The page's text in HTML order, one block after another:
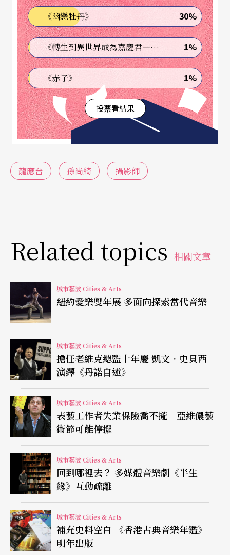
者台灣書院，這對在這邊獨立工作的台灣藝術家有
更直接的支援。但她同時也強調，文化部對於海外
台灣藝術家不該只局限在單方面補助，海外台灣藝
術家握有的文化資源，文化部應予重視。張乃文與
孫尚綺長年都在柏林表演藝術界工作，對於申請當
地的文化補助流程有一定的心得，這幾年來也累積
了一定的人脈，這些都是文化部可以好好運用的資
源，也是藝術家很願意分享的回饋。所以文化部在
推展台灣表演藝術時，除了重視所謂重點式的知名
大型機構與人物之外，也別忽略當地獨立藝術家的
在龍應台訪柏林前夕，孫尚綺剛剛在柏林攝影博物
日、七日、八日在柏林攝影博物館（Museum für F
otografie）演出三天，《每日鏡報》
gel刊出報導與好評，三場演出都售罄。《攝影師》
是葛拉斯（Philip Glass）一九八二年的三段式音樂
表演作品，以攝影大師邁布里奇（Eadweard Muybr
idge，1830-1904）為創作源頭，這次攝影博物館委
託即將在今年十月至台灣「新點子樂展」演出的柏
林新音樂室內樂團（Kammerensemble Neue Musi
k Berlin）與孫尚綺，重新搬演這齣舊作，完成一場
融合投影多媒體、現場演奏、戲劇表演、現代舞蹈
的劇場作品，目前已經排定了巴黎、科隆等地的巡
迴場次。
為了這次的演出，孫尚綺與團隊把整個博物館展場
空間轉換成劇場，讓樂團與舞者在狹長的空間上並
《幽戀牡丹》 30%
《轉生到異世界成為嘉慶君—發現我的祖先是詐騙集團!?》 1%
《赤子》 1%
投票看結果
龍應台 孫尚綺 攝影師
Related topics 相關文章
城市藝波 Cities & Arts
紐約愛樂雙年展 多面向探索當代音樂
城市藝波 Cities & Arts
擔任老維克總監十年慶 凱文．史貝西
演繹《丹諾自述》
城市藝波 Cities & Arts
表藝工作者失業保險喬不攏 亞維儂藝
術節可能停擺
城市藝波 Cities & Arts
回到哪裡去？ 多媒體音樂劇《半生
緣》互動疏離
城市藝波 Cities & Arts
補充史料空白 《香港古典音樂年鑑》
明年出版